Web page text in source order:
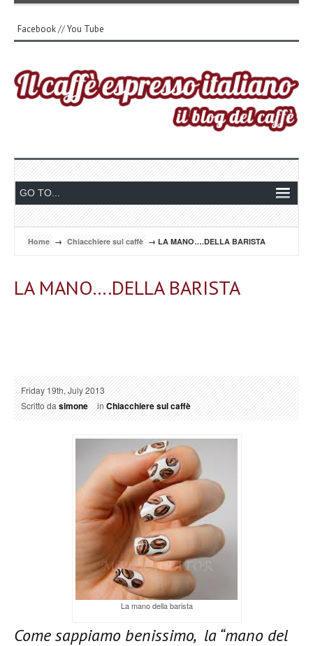
Facebook//You Tube
Home → Chiacchiere sul caffè → LA MANO….DELLA BARISTA
LA MANO….DELLA BARISTA
Friday 19th, July 2013
Scritto dasimone inChiacchiere sul caffè
La mano della barista
Come sappiamo benissimo, la “mano del